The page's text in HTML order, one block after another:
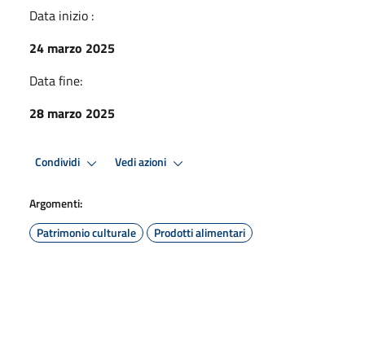
Data inizio :
24 marzo 2025
Data fine:
28 marzo 2025
Condividi Vedi azioni
Argomenti:
Patrimonio culturale
Prodotti alimentari